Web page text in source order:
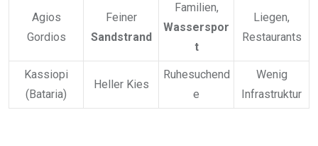
Agios
Gordios
Feiner
Sandstrand
Familien,
Wasserspor
t
Liegen,
Restaurants
Kassiopi
(Bataria)
Heller Kies
Ruhesuchend
e
Wenig
Infrastruktur